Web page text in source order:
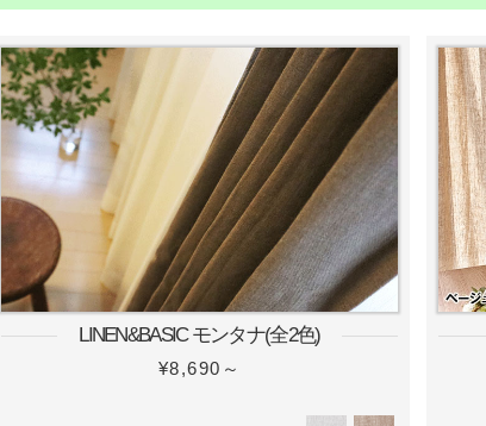
LINEN&BASIC モンタナ(全2色)
¥8,690～